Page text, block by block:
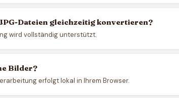
Dateien gleichzeitig konvertieren?
wird vollständig unterstützt.
Bilder?
erfolgt lokal in Ihrem Browser.